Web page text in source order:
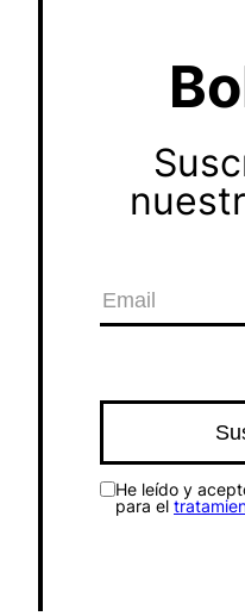
He leído y
para el